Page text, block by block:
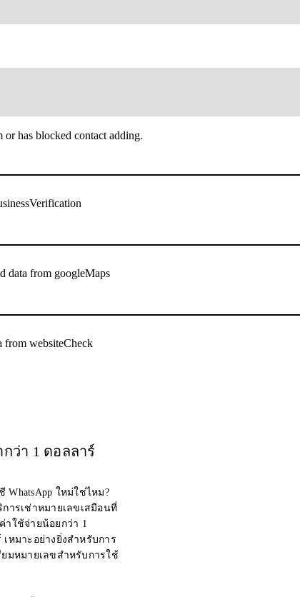
or has blocked contact adding.
from googleMaps
websiteCheck
ว่า 1 ดอลลาร์
ใหม่ใช่ไหม?
ารเช่าหมายเลขเสมือนที่
าใช้จ่ายน้อยกว่า 1
หมาะอย่างยิ่งสำหรับการ
มหมายเลขสำหรับการใช้